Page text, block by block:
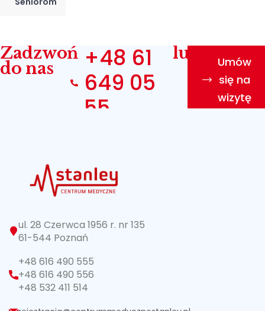
Zadzwoń
do nas
+48 61
649 05
55
lub
Umów
się na
wizytę
ul. 28 Czerwca 1956 r. nr 135
61-544 Poznań
+48 616 490 555
+48 616 490 556
+48 532 411 514